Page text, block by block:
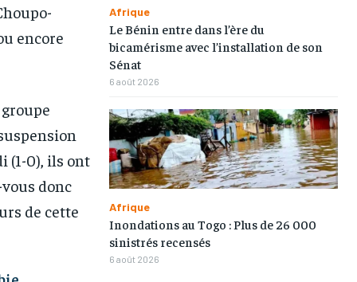
encore
(1-0), ils ont
donc
de cette
Afrique
Le Bénin entre dans l’ère du
bicamérisme avec l’installation de son
Sénat
6 août 2026
Afrique
Inondations au Togo : Plus de 26 000
sinistrés recensés
6 août 2026